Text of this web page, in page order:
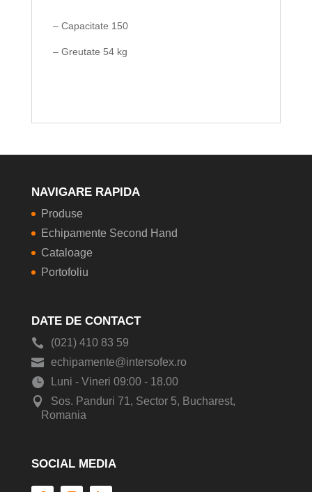
– Capacitate 150
– Greutate 54 kg
NAVIGARE RAPIDA
Produse
Echipamente Second Hand
Cataloage
Portofoliu
DATE DE CONTACT
(021) 410 83 59
echipamente@intersofex.ro
Luni - Vineri 09:00 - 18.00
Sos. Panduri 71, Sector 5, Bucharest,
Romania
SOCIAL MEDIA